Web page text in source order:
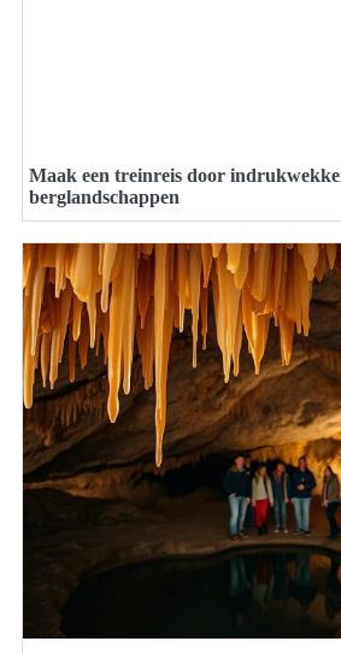
Maak een treinreis door
berglandschappen